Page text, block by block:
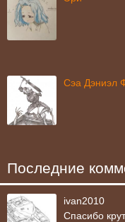
Сэа Дэниэл
Последние
ivan2010
Спасибо